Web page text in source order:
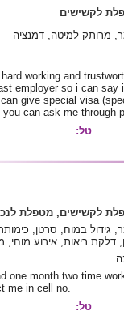
לקשישים
מרותק למיטה, דמנציה
working and
employer so i can say
give special visa
can ask me through
טל:
לקשישים, מטפלת
גידול במוח, סרטן,
דלקת ריאות, אירוע מוחי,
one month two time
me in cell no.
טל: